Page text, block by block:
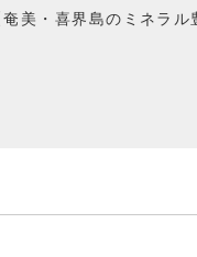
美・喜界島のミネラ